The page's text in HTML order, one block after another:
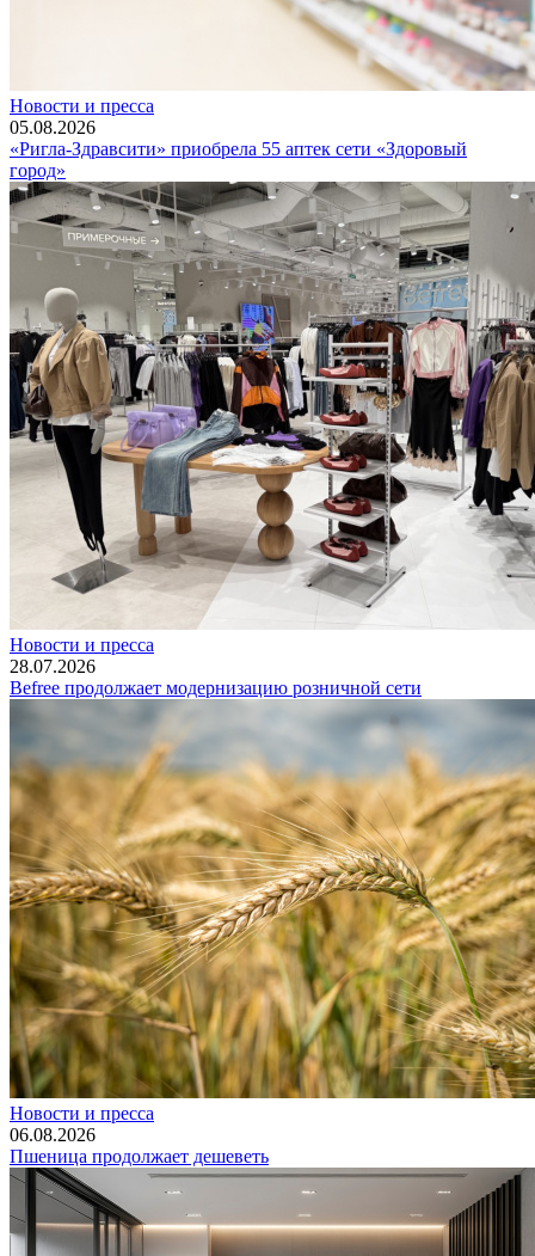
Новости и пресса
05.08.2026
«Ригла-Здравсити» приобрела 55 аптек сети «Здоровый
город»
Новости и пресса
28.07.2026
Befree продолжает модернизацию розничной сети
Новости и пресса
06.08.2026
Пшеница продолжает дешеветь